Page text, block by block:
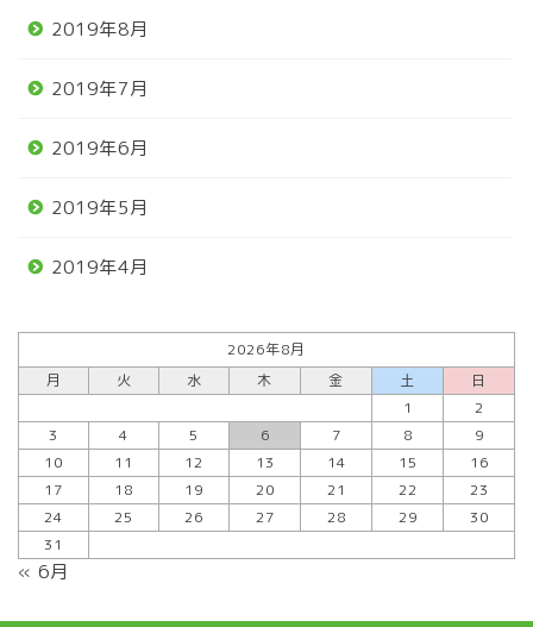
2019年8月
2019年7月
2019年6月
2019年5月
2019年4月
2026年8月
月
火 水 木 金 土
日
1
2
3
4 5 6 7 8
9
10
11 12 13 14 15
16
17
18 19 20 21 22
23
24
25 26 27 28 29
30
31
« 6月